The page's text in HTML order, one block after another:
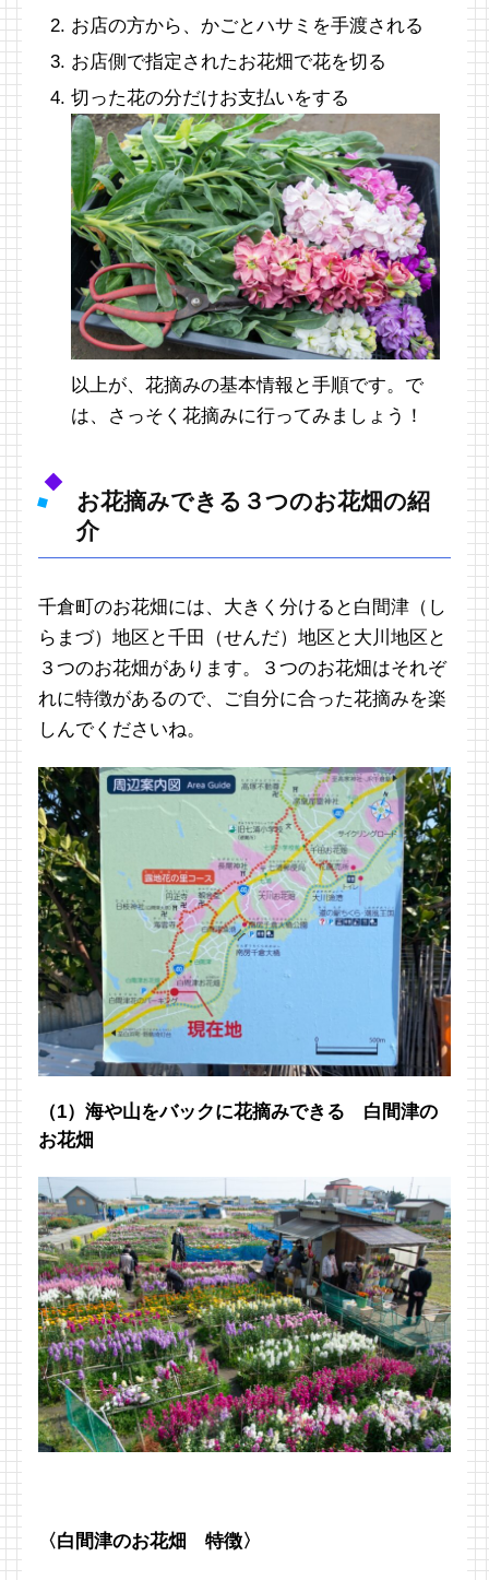
お店の方から、かごとハサミを手渡される
お店側で指定されたお花畑で花を切る
切った花の分だけお支払いをする
以上が、花摘みの基本情報と手順です。で
は、さっそく花摘みに行ってみましょう！
お花摘みできる３つのお花畑の紹
介
千倉町のお花畑には、大きく分けると白間津（し
らまづ）地区と千田（せんだ）地区と大川地区と
３つのお花畑があります。３つのお花畑はそれぞ
れに特徴があるので、ご自分に合った花摘みを楽
しんでくださいね。
（1）海や山をバックに花摘みできる 白間津の
お花畑
〈白間津のお花畑 特徴〉